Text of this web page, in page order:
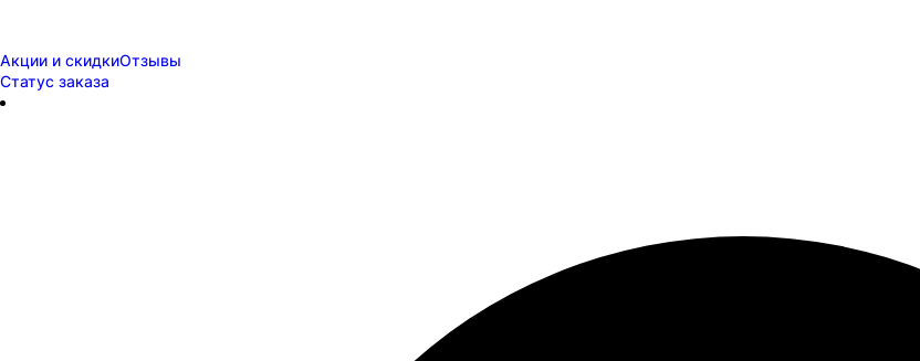
Акции и скидкиОтзывы
Статус заказа